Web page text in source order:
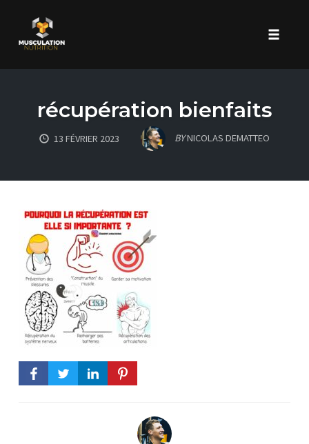
contentrécupération bienfaits
13 FÉVRIER 2023 BYNICOLAS DEMATTEO